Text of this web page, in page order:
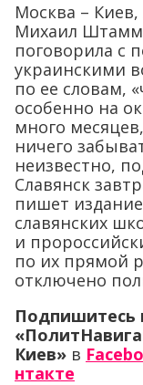
Москва –
Михаил
поговорила с
украинскими
по ее словам,
особенно на
много
ничего
неизвестно,
Славянск
пишет
славянских
и
по их прямой
отключено
Подпишитесь
Киев» в
нтакте